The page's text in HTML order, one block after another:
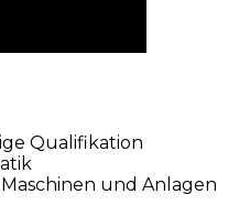
Qualifikation
und Anlagen